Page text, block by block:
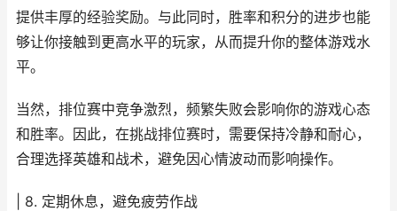
提供丰厚的经验奖励。与此同时，胜率和积分的进步也能
够让你接触到更高水平的玩家，从而提升你的整体游戏水
平。
当然，排位赛中竞争激烈，频繁失败会影响你的游戏心态
和胜率。因此，在挑战排位赛时，需要保持冷静和耐心，
合理选择英雄和战术，避免因心情波动而影响操作。
| 8. 定期休息，避免疲劳作战